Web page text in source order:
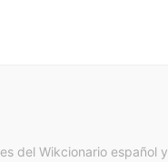
del Wikcionario español y